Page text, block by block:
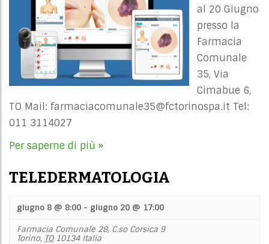
al 20 Giugno
presso la
Farmacia
Comunale
35, Via
Cimabue 6,
TO Mail: farmaciacomunale35@fctorinospa.it Tel:
011 3114027
Per saperne di più »
TELEDERMATOLOGIA
giugno 8 @ 8:00 - giugno 20 @ 17:00
Farmacia Comunale 28, C.so Corsica 9
Torino, TO 10134 Italia